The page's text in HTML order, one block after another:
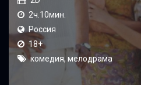
2ч.10мин.
Россия
18+
комедия, мелодрама